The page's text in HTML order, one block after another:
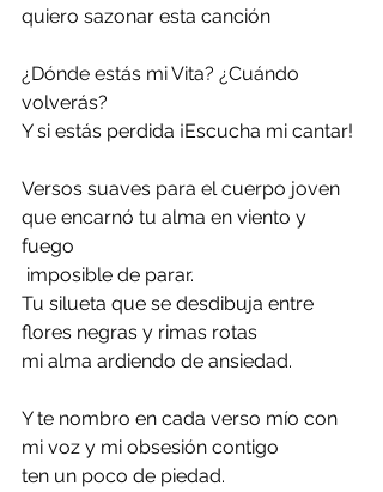
quiero sazonar esta canción
¿Dónde estás mi Vita? ¿Cuándo
volverás?
Y si estás perdida ¡Escucha mi cantar!
Versos suaves para el cuerpo joven
que encarnó tu alma en viento y
fuego
imposible de parar.
Tu silueta que se desdibuja entre
flores negras y rimas rotas
mi alma ardiendo de ansiedad.
Y te nombro en cada verso mío con
mi voz y mi obsesión contigo
ten un poco de piedad.